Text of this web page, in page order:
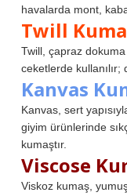
havalarda mont,
Twill
Twill, çapraz
ceketlerde kullanılır;
Kanvas
Kanvas, sert
giyim ürünlerinde
kumaştır.
Viscose
Viskoz kumaş,